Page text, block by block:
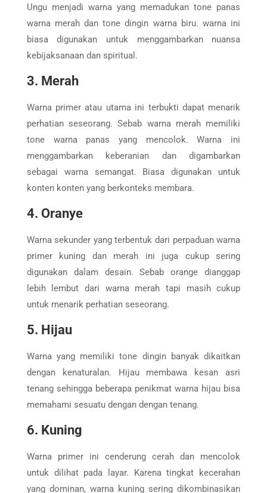
Ungu menjadi warna yang memadukan tone panas
warna merah dan tone dingin warna biru. warna ini
biasa digunakan untuk menggambarkan nuansa
kebijaksanaan dan spiritual.
3. Merah
Warna primer atau utama ini terbukti dapat menarik
perhatian seseorang. Sebab warna merah memiliki
tone warna panas yang mencolok. Warna ini
menggambarkan keberanian dan digambarkan
sebagai warna semangat. Biasa digunakan untuk
konten konten yang berkonteks membara.
4. Oranye
Warna sekunder yang terbentuk dari perpaduan warna
primer kuning dan merah ini juga cukup sering
digunakan dalam desain. Sebab orange dianggap
lebih lembut dari warna merah tapi masih cukup
untuk menarik perhatian seseorang.
5. Hijau
Warna yang memiliki tone dingin banyak dikaitkan
dengan kenaturalan. Hijau membawa kesan asri
tenang sehingga beberapa penikmat warna hijau bisa
memahami sesuatu dengan dengan tenang.
6. Kuning
Warna primer ini cenderung cerah dan mencolok
untuk dilihat pada layar. Karena tingkat kecerahan
yang dominan, warna kuning sering dikombinasikan